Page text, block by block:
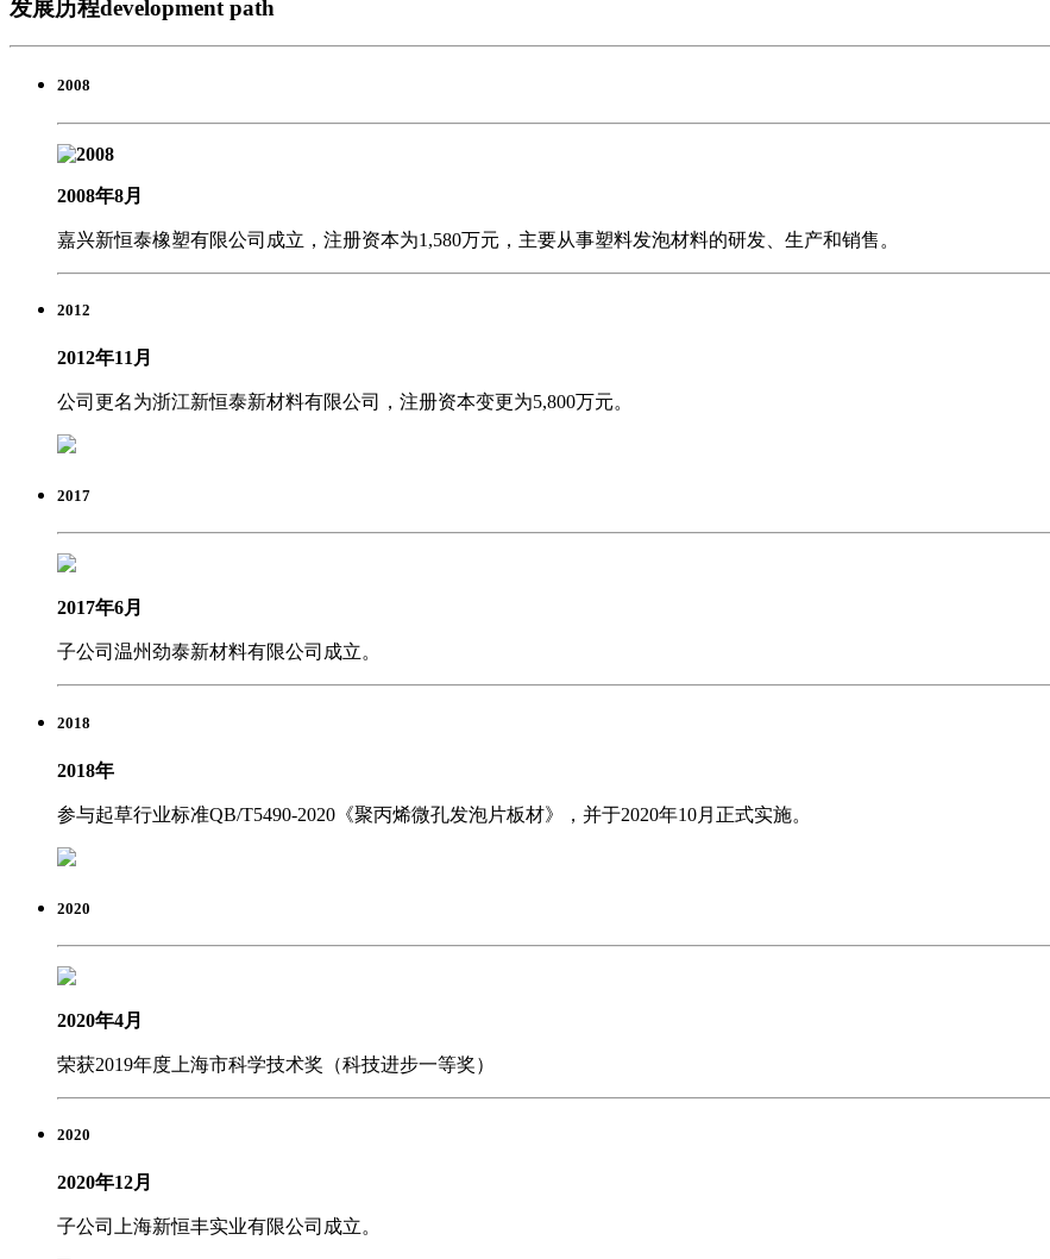
发展历程development path
2008
2008年8月
嘉兴新恒泰橡塑有限公司成立，注册资本为1,580万元，主要从事塑料发泡材料的研发、生产和销售。
2012
2012年11月
公司更名为浙江新恒泰新材料有限公司，注册资本变更为5,800万元。
2017
2017年6月
子公司温州劲泰新材料有限公司成立。
2018
2018年
参与起草行业标准QB/T5490-2020《聚丙烯微孔发泡片板材》，并于2020年10月正式实施。
2020
2020年4月
荣获2019年度上海市科学技术奖（科技进步一等奖）
2020
2020年12月
子公司上海新恒丰实业有限公司成立。